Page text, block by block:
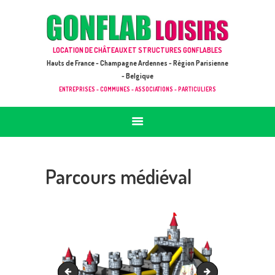
LOCATION DE CHÂTEAUX ET STRUCTURES GONFLABLES
Hauts de France - Champagne Ardennes - Région Parisienne
- Belgique
ENTREPRISES - COMMUNES - ASSOCIATIONS - PARTICULIERS
GONFLAB LOISIRS
ACCUEIL
JEUX À LOUER & PRESTATIONS
CATALOGUE / TARIF
DEMANDE DE DEVIS (SOUS 24H)
Parcours médiéval
Parcours chasse aux trésors dans le nord Animal Paradise